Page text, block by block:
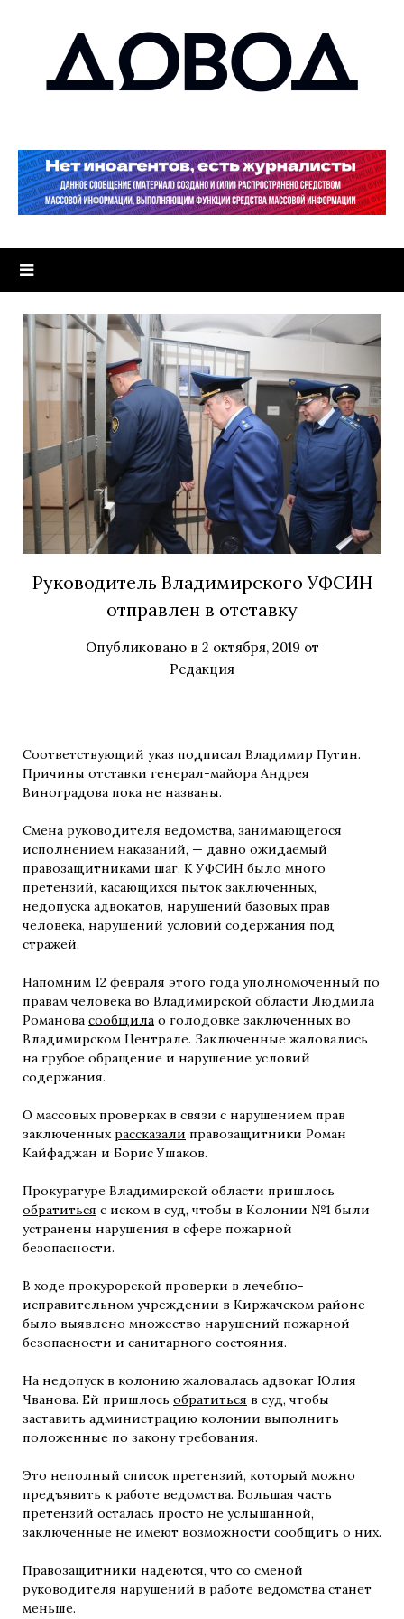
Руководитель Владимирского УФСИН
отправлен в отставку
Опубликовано в 2 октября, 2019 от
Редакция
Соответствующий указ подписал Владимир Путин.
Причины отставки генерал-майора Андрея
Виноградова пока не названы.
Смена руководителя ведомства, занимающегося
исполнением наказаний, — давно ожидаемый
правозащитниками шаг. К УФСИН было много
претензий, касающихся пыток заключенных,
недопуска адвокатов, нарушений базовых прав
человека, нарушений условий содержания под
стражей.
Напомним 12 февраля этого года уполномоченный по
правам человека во Владимирской области Людмила
Романова сообщила о голодовке заключенных во
Владимирском Централе. Заключенные жаловались
на грубое обращение и нарушение условий
содержания.
О массовых проверках в связи с нарушением прав
заключенныхрассказали правозащитники Роман
Кайфаджан и Борис Ушаков.
Прокуратуре Владимирской области пришлось
обратиться с иском в суд, чтобы в Колонии №1 были
устранены нарушения в сфере пожарной
безопасности.
В ходе прокурорской проверки в лечебно-
исправительном учреждении в Киржачском районе
было выявлено множество нарушений пожарной
безопасности и санитарного состояния.
На недопуск в колонию жаловалась адвокат Юлия
Чванова. Ей пришлось обратиться в суд, чтобы
заставить администрацию колонии выполнить
положенные по закону требования.
Это неполный список претензий, который можно
предъявить к работе ведомства. Большая часть
претензий осталась просто не услышанной,
заключенные не имеют возможности сообщить о них.
Правозащитники надеются, что со сменой
руководителя нарушений в работе ведомства станет
меньше.